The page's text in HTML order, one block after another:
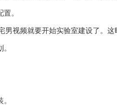
。
视频就要开始实验室建设了。这